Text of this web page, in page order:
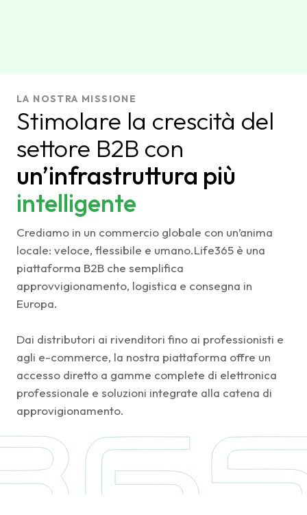
LA NOSTRA MISSIONE
Stimolare la crescità del
settore B2B con
un’infrastruttura più
intelligente
Crediamo in un commercio globale con un’anima
locale: veloce, flessibile e umano.Life365 è una
piattaforma B2B che semplifica
approvvigionamento, logistica e consegna in
Europa.
Dai distributori ai rivenditori fino ai professionisti e
agli e-commerce, la nostra piattaforma offre un
accesso diretto a gamme complete di elettronica
professionale e soluzioni integrate alla catena di
approvigionamento.